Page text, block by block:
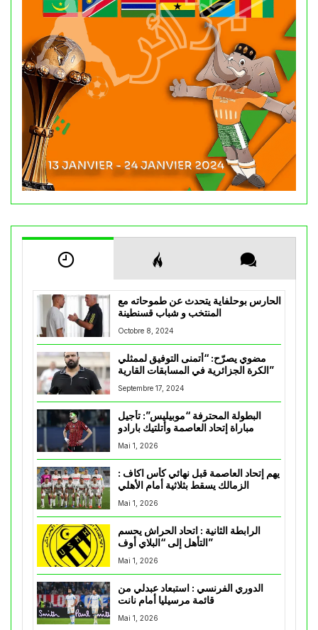
الحارس بوحلفاية يتحدث عن طموحاته مع
المنتخب و شباب قسنطينة
Octobre 8, 2024
مضوي يصرّح: “أتمنى التوفيق لممثلي
الكرة الجزائرية في المسابقات القارية”
Septembre 17, 2024
البطولة المحترفة “موبيليس”: تأجيل
مباراة إتحاد العاصمة وأتلتيك بارادو
Mai 1, 2026
يهم إتحاد العاصمة قبل نهائي كأس اكاف :
Mai 1, 2026
الرابطة الثانية : اتحاد الحراش يحسم
التأهل إلى “البلاي أوف”
Mai 1, 2026
الدوري الفرنسي : استبعاد عبدلي من
قائمة مرسيليا أمام نانت
Mai 1, 2026